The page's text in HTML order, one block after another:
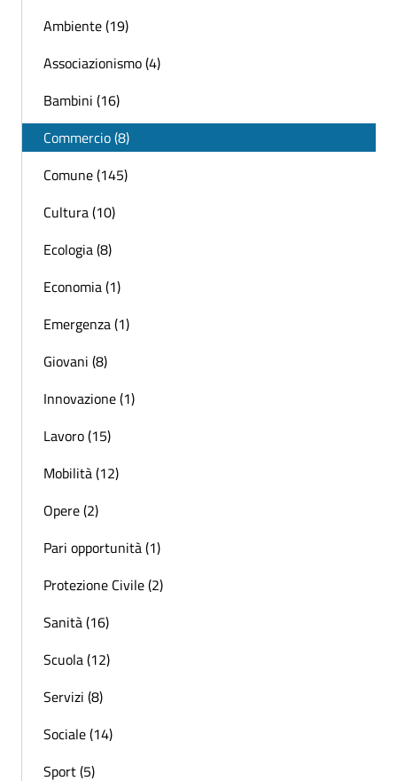
Ambiente (19)
Associazionismo (4)
Bambini (16)
Commercio (8)
Comune (145)
Cultura (10)
Ecologia (8)
Economia (1)
Emergenza (1)
Giovani (8)
Innovazione (1)
Lavoro (15)
Mobilità (12)
Opere (2)
Pari opportunità (1)
Protezione Civile (2)
Sanità (16)
Scuola (12)
Servizi (8)
Sociale (14)
Sport (5)